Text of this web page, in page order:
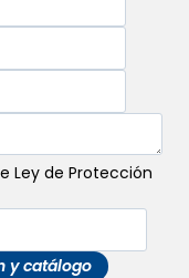
Ley de Protección
y catálogo